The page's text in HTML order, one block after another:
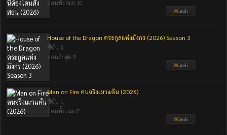
ตอนทั้งหมด 10
House of the Dragon ตระกูลแห่งมังกร (2026) Season 3
ซีซัน 3
ตอนล่าสุด 8
Man on Fire คนจริงเผาแค้น (2026)
ซีซัน 1
ตอนทั้งหมด 7